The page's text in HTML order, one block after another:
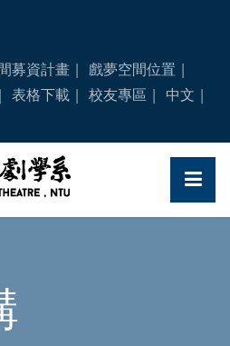
募資計畫
戲夢空間位置
表格下載 校友專區
中文